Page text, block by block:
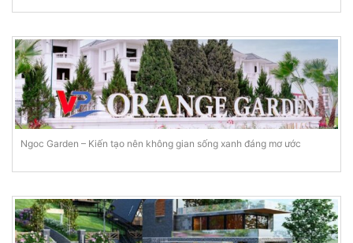
Ngoc Garden – Kiến tạo nên không gian sống xanh đáng mơ ước